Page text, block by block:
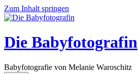
Zum Inhalt springen
Die Babyfotografin
Babyfotografie von Melanie Waroschitz